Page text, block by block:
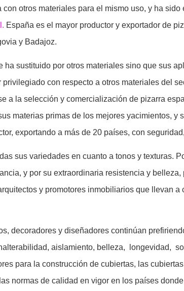
otros materiales para el mismo uso, y ha sido
España es el mayor productor y exportador de
y Badajoz.
sustituido por otros materiales sino que sus
con respecto a otros materiales del
a la selección y comercialización de pizarra
materias primas de los mejores yacimientos, y
exportando a más de 20 países, con
sus variedades en cuanto a tonos y texturas.
y por su extraordinaria resistencia y belleza,
y promotores inmobiliarios que llevan a
decoradores y diseñadores continúan
aislamiento, belleza, longevidad,
para la construcción de cubiertas, las
normas de calidad en vigor en los países